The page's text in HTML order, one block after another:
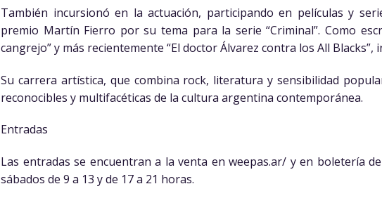
También incursionó en la actuación, participando en películas y
premio Martín Fierro por su tema para la serie “Criminal”. Como
cangrejo” y más recientemente “El doctor Álvarez contra los All
Su carrera artística, que combina rock, literatura y sensibilidad
reconocibles y multifacéticas de la cultura argentina contemporánea.
Entradas
Las entradas se encuentran a la venta en weepas.ar/ y en boletería
sábados de 9 a 13 y de 17 a 21 horas.